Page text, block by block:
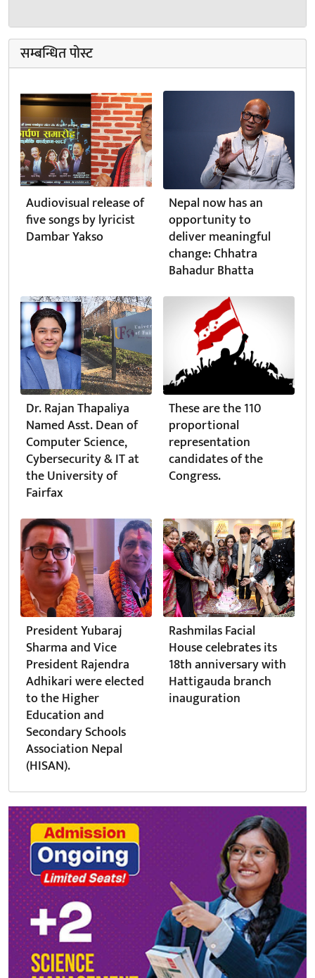
सम्बन्धित पोस्ट
Audiovisual release of
five songs by lyricist
Dambar Yakso
Nepal now has an
opportunity to
deliver meaningful
change: Chhatra
Bahadur Bhatta
Dr. Rajan Thapaliya
Named Asst. Dean of
Computer Science,
Cybersecurity & IT at
the University of
Fairfax
These are the 110
proportional
representation
candidates of the
Congress.
President Yubaraj
Sharma and Vice
President Rajendra
Adhikari were elected
to the Higher
Education and
Secondary Schools
Association Nepal
(HISAN).
Rashmilas Facial
House celebrates its
18th anniversary with
Hattigauda branch
inauguration